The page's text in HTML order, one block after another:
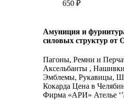
650 ₽
Амуниция и
силовых структур
Пагоны, Ремни и
Аксельбанты ,
Эмблемы, Рукавицы,
Кокарда Цена в
Фирма «АРИ» Ателье